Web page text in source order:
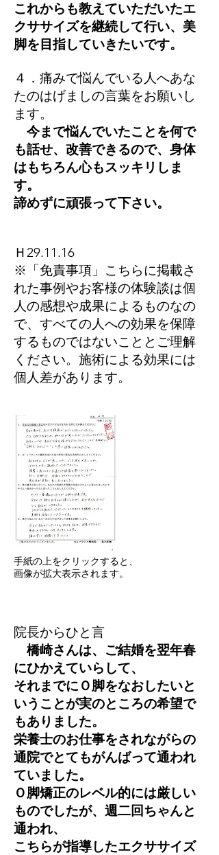
これからも教えていただいたエ
クササイズを継続して行い、美
脚を目指していきたいです。
４．痛みで悩んでいる人へあな
たのはげましの言葉をお願いし
ます。
今まで悩んでいたことを何で
も話せ、改善できるので、身体
はもちろん心もスッキリしま
す。
諦めずに頑張って下さい。
Ｈ29.11.16
※「免責事項」こちらに掲載さ
れた事例やお客様の体験談は個
人の感想や成果によるものなの
で、すべての人への効果を保障
するものではないこととご理解
ください。施術による効果には
個人差があります。
手紙の上をクリックすると、
画像が拡大表示されます。
院長からひと言
橋崎さんは、ご結婚を翌年春
にひかえていらして、
それまでにＯ脚をなおしたいと
いうことが実のところの希望で
もありました。
栄養士のお仕事をされながらの
通院でとてもがんばって通われ
ていました。
Ｏ脚矯正のレベル的には厳しい
ものでしたが、週二回ちゃんと
通われ、
こちらが指導したエクササイズ